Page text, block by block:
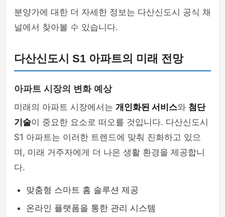
분양가에 대한 더 자세한 정보는 다산신도시 공식 채
널에서 찾아볼 수 있습니다.
다산신도시 S1 아파트의 미래 전망
아파트 시장의 변화 예상
미래의 아파트 시장에서는 개인화된 서비스와 첨단
기술이 중요한 요소로 떠오를 것입니다. 다산신도시
S1 아파트는 이러한 트렌드에 맞춰 진화하고 있으
며, 미래 거주자에게 더 나은 생활 환경을 제공합니
다.
맞춤형 스마트 홈 솔루션 제공
온라인 플랫폼을 통한 관리 시스템